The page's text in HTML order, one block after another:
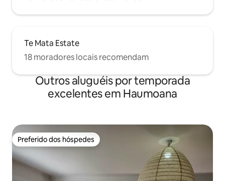
Te Mata Estate
18 moradores locais recomendam
Outros aluguéis por temporada
excelentes em Haumoana
Preferido dos hóspedes
Preferido dos hóspedes